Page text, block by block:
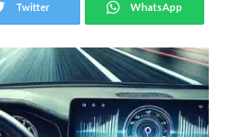
Twitter WhatsApp